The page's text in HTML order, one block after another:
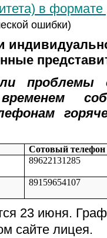
в формате
ошибки)
проблемы
Сотовый телефон
89622131285
89159654107
23 июня.
сайте лицея.